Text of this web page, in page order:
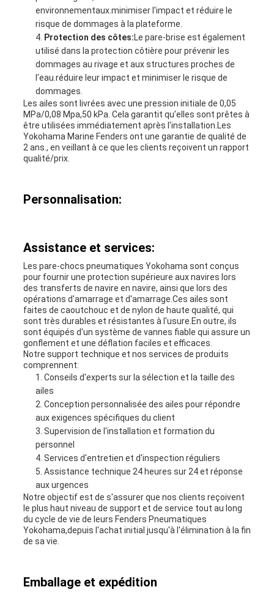
environnementaux.minimiser l'impact et réduire le
risque de dommages à la plateforme.
Protection des côtes:Le pare-brise est également
utilisé dans la protection côtière pour prévenir les
dommages au rivage et aux structures proches de
l'eau.réduire leur impact et minimiser le risque de
dommages.
Les ailes sont livrées avec une pression initiale de 0,05
MPa/0,08 Mpa,50 kPa. Cela garantit qu'elles sont prêtes à
être utilisées immédiatement après l'installation.Les
Yokohama Marine Fenders ont une garantie de qualité de
2 ans., en veillant à ce que les clients reçoivent un rapport
qualité/prix.
Personnalisation:
Assistance et services:
Les pare-chocs pneumatiques Yokohama sont conçus
pour fournir une protection supérieure aux navires lors
des transferts de navire en navire, ainsi que lors des
opérations d'amarrage et d'amarrage.Ces ailes sont
faites de caoutchouc et de nylon de haute qualité, qui
sont très durables et résistantes à l'usure.En outre, ils
sont équipés d'un système de vannes fiable qui assure un
gonflement et une déflation faciles et efficaces.
Notre support technique et nos services de produits
comprennent:
Conseils d'experts sur la sélection et la taille des
ailes
Conception personnalisée des ailes pour répondre
aux exigences spécifiques du client
Supervision de l'installation et formation du
personnel
Services d'entretien et d'inspection réguliers
Assistance technique 24 heures sur 24 et réponse
aux urgences
Notre objectif est de s'assurer que nos clients reçoivent
le plus haut niveau de support et de service tout au long
du cycle de vie de leurs Fenders Pneumatiques
Yokohama,depuis l'achat initial jusqu'à l'élimination à la fin
de sa vie.
Emballage et expédition